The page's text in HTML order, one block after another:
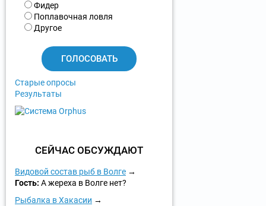
а
р
и
Фидер
Поплавочная ловля
Другое
Старые опросы
Результаты
СЕЙЧАС ОБСУЖДАЮТ
Видовой состав рыб в Волге
Гость: А жереха в Волге нет?
Рыбалка в Хакасии